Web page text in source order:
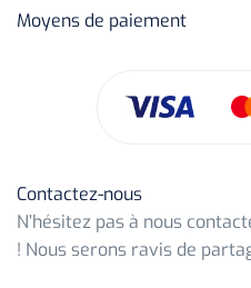
Moyens de paiement
Contactez-nous
N’hésitez pas à nous
! Nous serons ravis de